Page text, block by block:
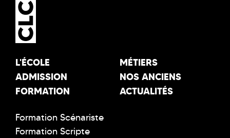
L'ÉCOLE
ADMISSION
FORMATION
MÉTIERS
NOS ANCIENS
ACTUALITÉS
Formation Scénariste
Formation Scripte